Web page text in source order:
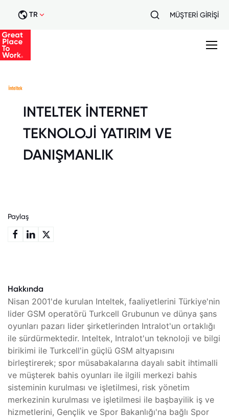
TR MÜŞTERİ GİRİŞİ
INTELTEK İNTERNET
TEKNOLOJİ YATIRIM VE
DANIŞMANLIK
Paylaş
Hakkında
Nisan 2001'de kurulan Inteltek, faaliyetlerini Türkiye'nin
lider GSM operatörü Turkcell Grubunun ve dünya şans
oyunları pazarı lider şirketlerinden Intralot'un ortaklığı
ile sürdürmektedir. Inteltek, Intralot'un teknoloji ve bilgi
birikimi ile Turkcell'in güçlü GSM altyapısını
birleştirerek; spor müsabakalarına dayalı sabit ihtimalli
ve müşterek bahis oyunları ile ilgili merkezi bahis
sisteminin kurulması ve işletilmesi, risk yönetim
merkezinin kurulması ve işletilmesi ile başbayilik iş ve
hizmetlerini, Gençlik ve Spor Bakanlığı'na bağlı Spor